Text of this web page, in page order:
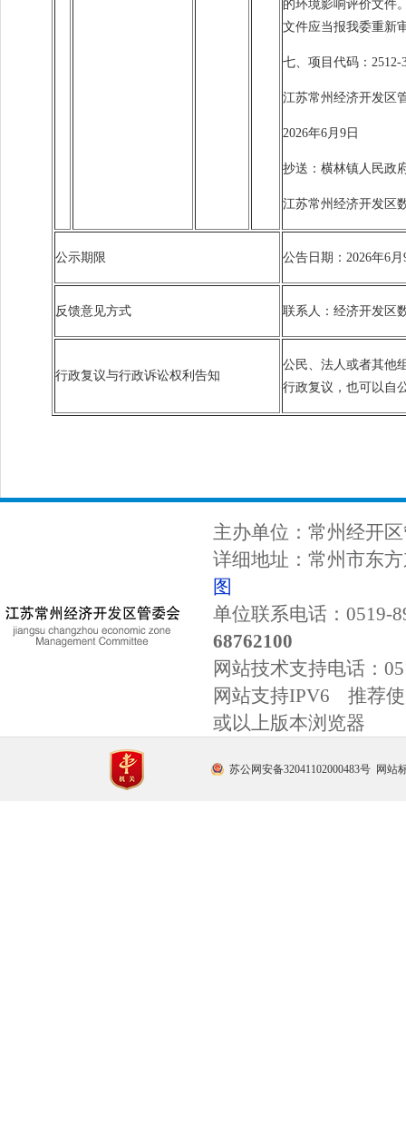
的环境影响评价文件
文件应当报我委重新
七、项目代码：2512-
江苏常州经济开发区
2026年6月9日
抄送：横林镇人民政
江苏常州经济开发
公示期限 公告日期：2026年6
反馈意见方式 联系人：经济开发区
行政复议与行政诉讼权利告知
公民、法人或者其他
行政复议，也可以自
主办单位：常州经开
详细地址：常州市东
图
单位联系电话：0519-
68762100
网站技术支持电话：
网站支持IPV6 推荐使
或以上版本浏览器
苏公网安备32041102000483号 网站